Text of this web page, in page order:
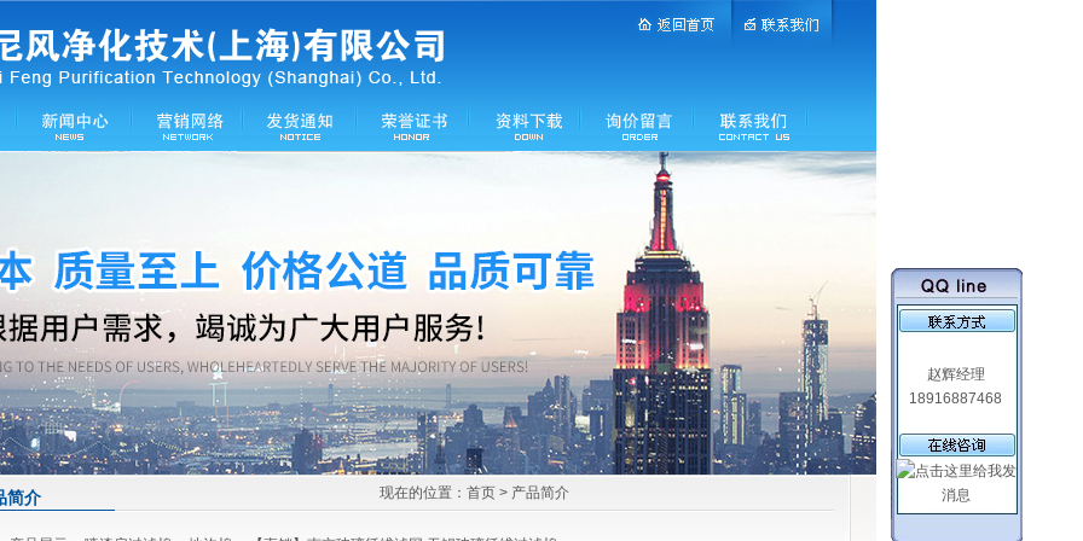
赵辉经理
18916887468
简介 现在的位置： 首页 > 产品简介